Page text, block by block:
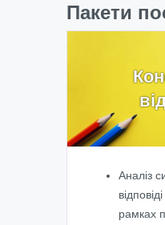
Пакети
Аналіз
рамках